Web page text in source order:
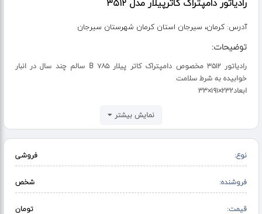
آدرس: کرمان، سیرجان استان کرمان شهرستان سیرجان
توضیحات:
رادیاتور ۳۵۱۲ مخصوص دامپتراک کاتر پیلار ۷۸۵ B سالم چند سال در انبار
خوابیده به شرط سلامت
ابعاد۲۳۲×۱۹۱×۳۳
نمایش بیشتر
نوع: فروشی
فروشنده: شخص
قیمت: تومان